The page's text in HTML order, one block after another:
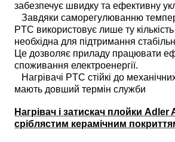
забезпечує швидку та ефективну
Завдяки саморегулюванню
PTC використовує лише ту кількість
необхідна для підтримання
Це дозволяє приладу працювати
споживання електроенергії.
Нагрівачі PTC стійкі до
мають довший термін служби
Нагрівач і затискач плойки Adler
сріблястим керамічним